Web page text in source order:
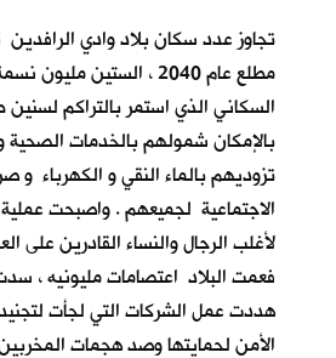
تجاوز عدد سكان بلاد وادي الرافدين
مطلع عام 2040 ، الستين
السكاني الذي استمر بالتراكم
بالإمكان شمولهم بالخدمات الصحية و
تزوديهم بالماء النقي و الكهرباء و
الاجتماعية لجميعهم . واصبحت
لأغلب الرجال والنساء القادرين على
فعمت البلاد اعتصامات مليونيه ،
هددت عمل الشركات التي لجأت
الأمن لحمايتها وصد هجمات